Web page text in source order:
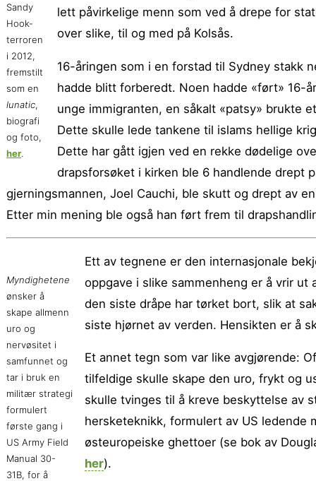
Sandy
Hook-
terroren
i 2012,
fremstilt
som en
lunatic,
biografi
og foto,
her.
lett påvirkelige menn som ved å drepe for
over slike, til og med på Kolsås.
16-åringen som i en forstad til Sydney stakk
hadde blitt forberedt. Noen hadde «ført»
unge immigranten, en såkalt «patsy» brukte
Dette skulle lede tankene til islams hellige
Dette har gått igjen ved en rekke dødelige
drapsforsøket i kirken ble 6 handlende drept
gjerningsmannen, Joel Cauchi, ble skutt og drept av
Etter min mening ble også han ført frem til
Myndighetene
ønsker å
skape allmenn
uro og
nervøsitet i
samfunnet og
tar i bruk en
militær strategi
formulert
første gang i
US Army Field
Manual 30-
31B, for å
Ett av tegnene er den internasjonale
oppgave i slike sammenheng er å vrir
den siste dråpe har tørket bort, slik at
siste hjørnet av verden. Hensikten er å
Et annet tegn som var like avgjørende:
tilfeldige skulle skape den uro, frykt og
skulle tvinges til å kreve beskyttelse av
hersketeknikk, formulert av US
østeuropeiske ghettoer (se bok av
her).